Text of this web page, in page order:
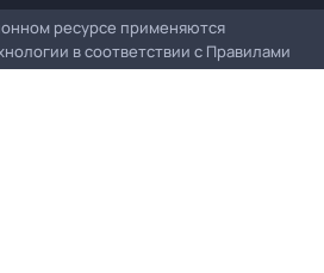
ресурсе применяются
в соответствии с Правилами